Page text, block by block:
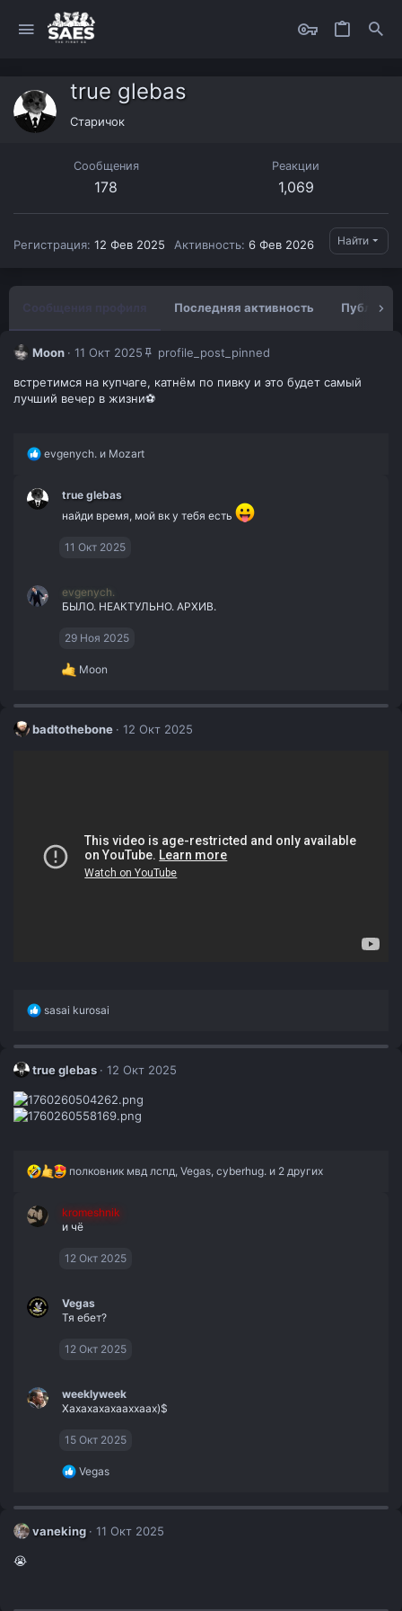
true glebas
Старичок
Сообщения
178
Реакции
1,069
Регистрация 12 Фев 2025 Активность 6 Фев 2026 Найти
Последняя активность
Moon 11 Окт 2025 profile_post_pinned
встретимся на купчаге, катнём по пивку и это будет самый
лучший вечер в жизни⚽
Р
к
ц
evgenych. и Mozart
true glebas
найди время, мой вк у тебя есть
11 Окт 2025
evgenych.
БЫЛО. НЕАКТУЛЬНО. АРХИВ.
29 Ноя 2025
Р
к
ц
Moon
badtothebone 12 Окт 2025
Р
к
ц
и
:
sasai kurosai
true glebas 12 Окт 2025
Р
к
ц
и
полковник мвд лспд Vegas cyberhug. и 2 других
kromeshnik
и чё
12 Окт 2025
Vegas
Тя ебет?
12 Окт 2025
weeklyweek
Хахахахахааххаах)$
15 Окт 2025
Р
к
ц
и
Vegas
vaneking 11 Окт 2025
😭